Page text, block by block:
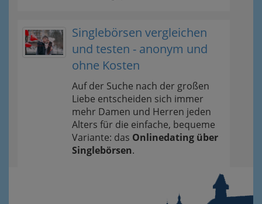
Singlebörsen vergleichen
und testen - anonym und
ohne Kosten
Auf der Suche nach der großen
Liebe entscheiden sich immer
mehr Damen und Herren jeden
Alters für die einfache, bequeme
Variante: das Onlinedating über
Singlebörsen.